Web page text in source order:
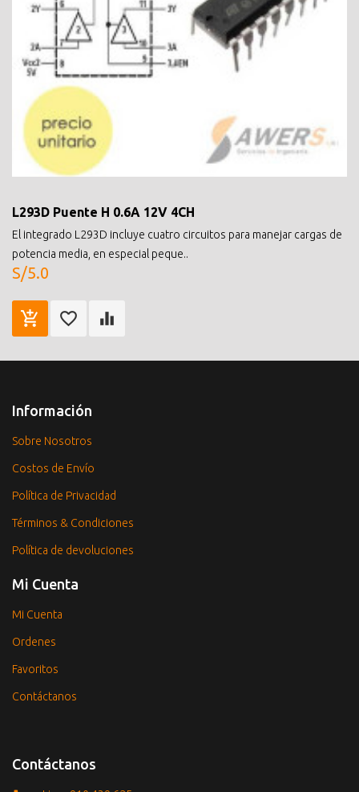
L293D Puente H 0.6A 12V 4CH
El integrado L293D incluye cuatro circuitos para manejar cargas de
potencia media, en especial peque..
S/5.0
Información
Sobre Nosotros
Costos de Envío
Política de Privacidad
Términos & Condiciones
Política de devoluciones
Mi Cuenta
Mi Cuenta
Ordenes
Favoritos
Contáctanos
Contáctanos